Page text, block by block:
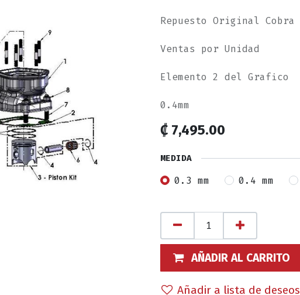
Repuesto Original Cobra
Ventas por Unidad
Elemento 2 del Grafico
0.4mm
₡ 7,495.00
MEDIDA
0.3 mm 0.4 mm
AÑADIR AL CARRITO
Añadir a lista de deseos